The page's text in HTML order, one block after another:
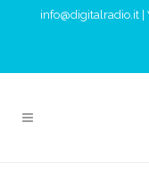
info@digitalradio.it